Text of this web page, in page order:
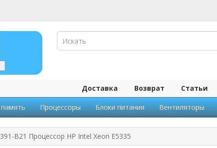
Доставка Возврат Статьи
Процессоры Блоки питания Вентиляторы
B21 Процессор HP Intel Xeon E5335